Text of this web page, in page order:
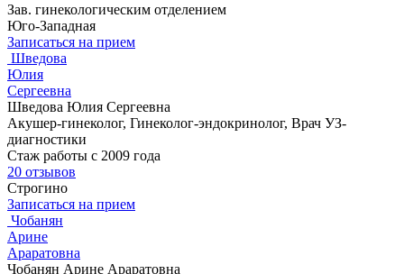
Зав. гинекологическим отделением
Юго-Западная
Записаться на прием
Шведова
Юлия
Сергеевна
Шведова Юлия Сергеевна
Акушер-гинеколог, Гинеколог-эндокринолог, Врач УЗ-
диагностики
Стаж работы с 2009 года
20 отзывов
Строгино
Записаться на прием
Чобанян
Арине
Араратовна
Чобанян Арине Араратовна